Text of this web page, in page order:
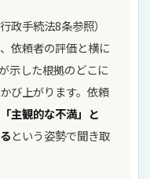
政手続法8条参照）
依頼者の評価と横に
示した根拠のどこに
び上がります。依頼
「主観的な不満」と
という姿勢で聞き取